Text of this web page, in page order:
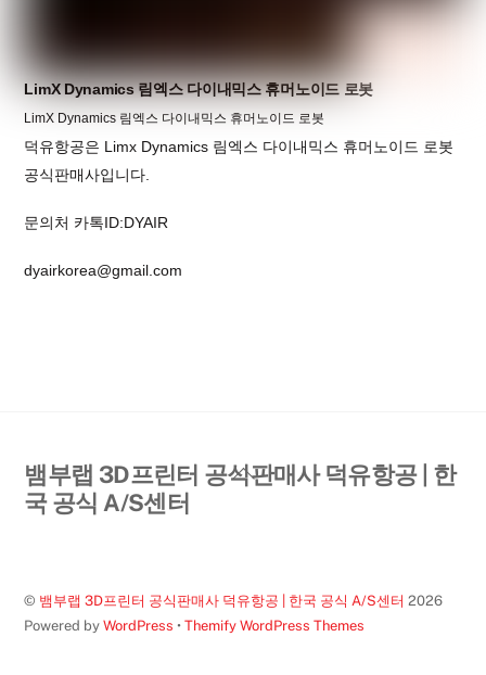
LimX Dynamics 림엑스 다이내믹스 휴머노이드 로봇
LimX Dynamics 림엑스 다이내믹스 휴머노이드 로봇
덕유항공은 Limx Dynamics 림엑스 다이내믹스 휴머노이드 로봇
공식판매사입니다.
문의처 카톡ID:DYAIR
dyairkorea@gmail.com
Back
뱀부랩 3D프린터 공식판매사 덕유항공 | 한
국 공식 A/S센터
© 뱀부랩 3D프린터 공식판매사 덕유항공 | 한국 공식 A/S센터 2026
Powered byWordPress •Themify WordPress Themes